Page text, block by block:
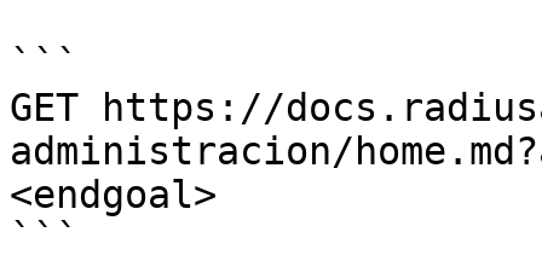
```
GET https://
administracion/
<endgoal>
```